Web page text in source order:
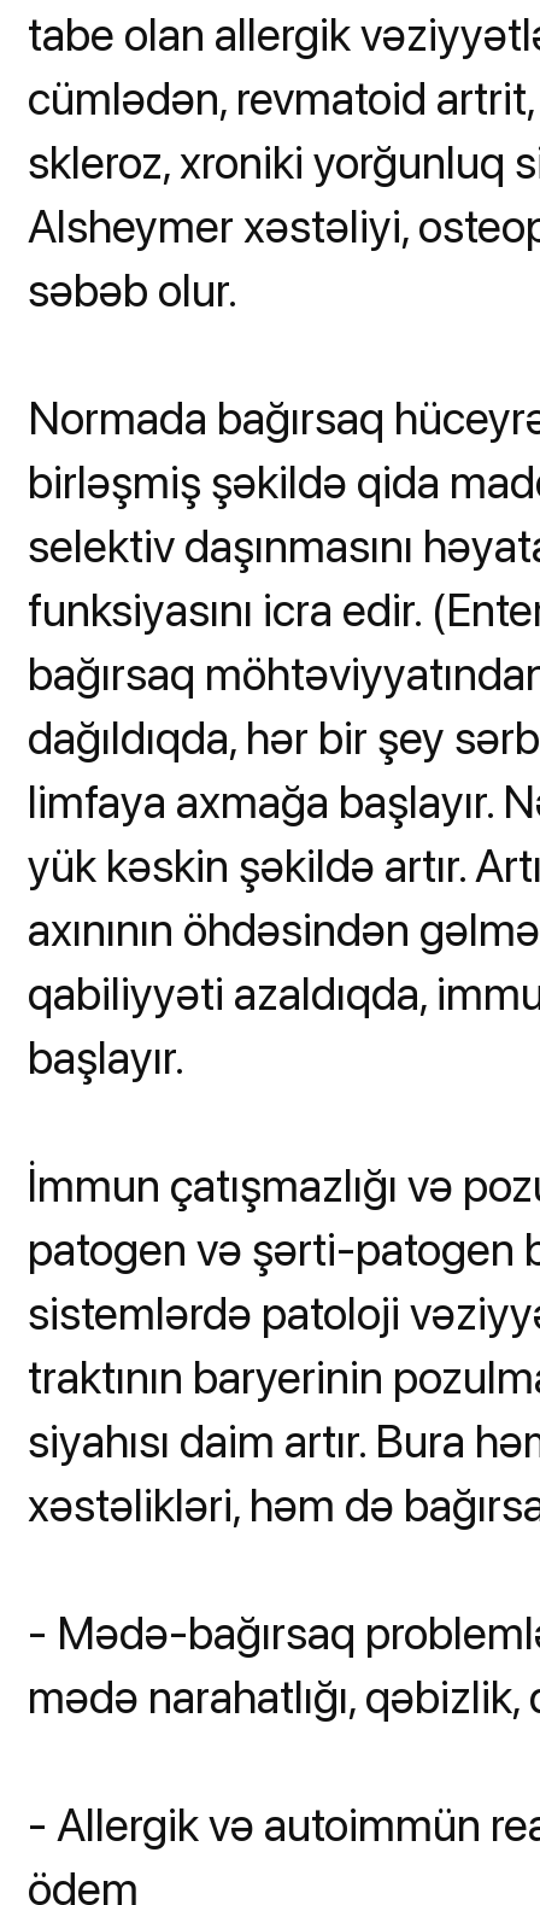
tabe olan allergik
cümlədən, revmatoid artrit,
skleroz, xroniki yorğunluq
Alsheymer xəstəliyi,
səbəb olur.
Normada bağırsaq
birləşmiş şəkildə qida
selektiv daşınmasını
funksiyasını icra edir.
bağırsaq
dağıldıqda, hər bir şey
limfaya axmağa başlayır.
yük kəskin şəkildə artır.
axınının öhdəsindən
qabiliyyəti azaldıqda,
başlayır.
İmmun çatışmazlığı və
patogen və şərti-patogen
sistemlərdə patoloji
traktının baryerinin
siyahısı daim artır. Bura
xəstəlikləri, həm də
- Mədə-bağırsaq
mədə narahatlığı,
- Allergik və autoimmün
ödem